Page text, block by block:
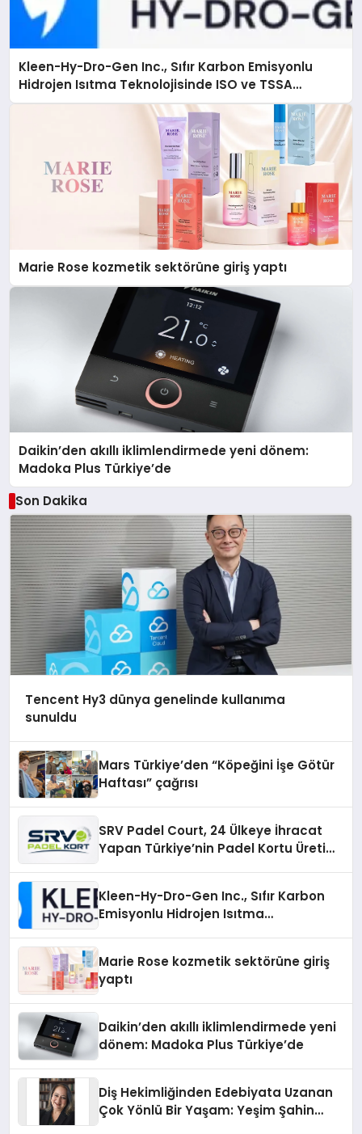
Kleen-Hy-Dro-Gen Inc., Sıfır Karbon Emisyonlu
Hidrojen Isıtma Teknolojisinde ISO ve TSSA
Düzenleyici Onaylarını Aldı
Marie Rose kozmetik sektörüne giriş yaptı
Daikin’den akıllı iklimlendirmede yeni dönem:
Madoka Plus Türkiye’de
Son Dakika
Tencent Hy3 dünya genelinde kullanıma
sunuldu
Mars Türkiye’den “Köpeğini İşe Götür
Haftası” çağrısı
SRV Padel Court, 24 Ülkeye İhracat
Yapan Türkiye’nin Padel Kortu Üretim
Kleen-Hy-Dro-Gen Inc., Sıfır Karbon
Emisyonlu Hidrojen Isıtma
Marie Rose kozmetik sektörüne giriş
yaptı
Daikin’den akıllı iklimlendirmede yeni
dönem: Madoka Plus Türkiye’de
Diş Hekimliğinden Edebiyata Uzanan
Çok Yönlü Bir Yaşam: Yeşim Şahin